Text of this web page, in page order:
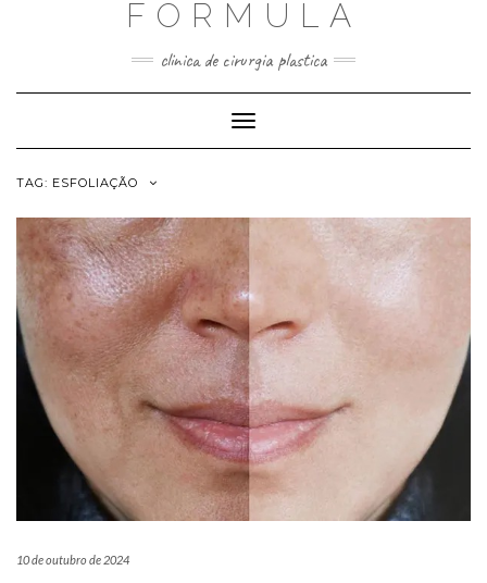
FORMULA
clinica de cirurgia plastica
Toggle
Navigation
TAG: ESFOLIAÇÃO
10 de outubro de 2024